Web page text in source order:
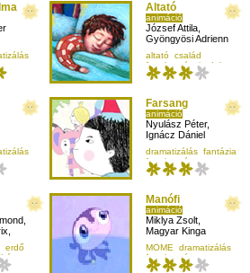
Altató
animáció
József Attila
Gyöngyösi Adrienn
altató család
fogalmazás
irodalom
Farsang
animáció
Nyulász Péter,
Ignácz Dániel
dramatizálás fantázia
fogalmazás
óvodásoknak
erdő
ház
Manófi
animáció
Miklya Zsolt
Magyar Kinga
MOME
dramatizálás
fogalmazás
harmadikosnak